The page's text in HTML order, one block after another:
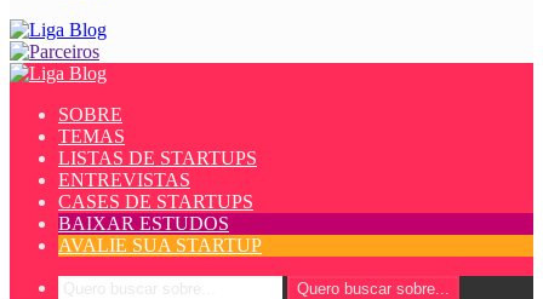
SOBRE
TEMAS
LISTAS DE STARTUPS
ENTREVISTAS
CASES DE STARTUPS
BAIXAR ESTUDOS
AVALIE SUA STARTUP
Quero buscar sobre...